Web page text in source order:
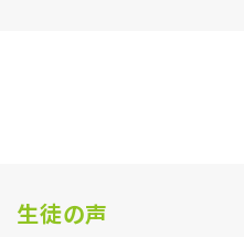
生徒の声